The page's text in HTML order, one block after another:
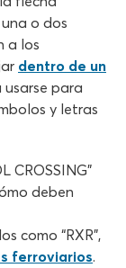
o dos
a los
dentro de un
para
y letras
CROSSING”
deben
como “RXR”,
ferroviarios.